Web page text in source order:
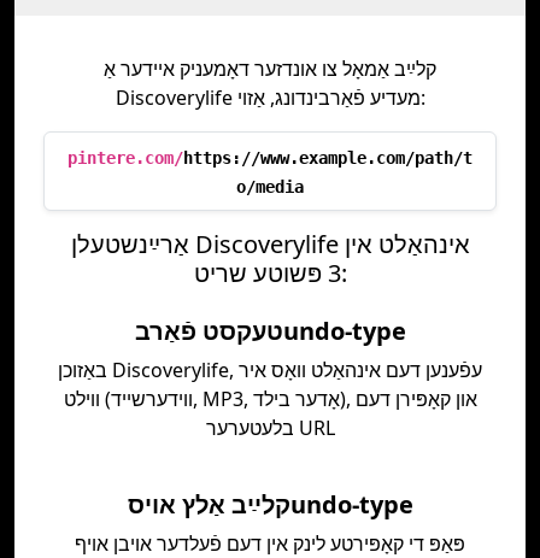
קלײַב אַמאָל צו אונדזער דאָמעניק איידער אַ
Discoverylife מעדיע פֿאַרבינדונג, אַזוי:
pintere.com/https://www.example.com/path/t
o/media
אַרײַנשטעלן Discoverylife אינהאַלט אין
3 פּשוטע שריט:
טעקסט פֿאַרבundo-type
באַזוכן Discoverylife, עפֿענען דעם אינהאַלט װאָס איר
װילט (װידערשײד, MP3, אָדער בילד), און קאָפּירן דעם
בלעטערער URL
קלײַב אַלץ אױסundo-type
פּאַפּ די קאָפּירטע לינק אין דעם פֿעלדער אויבן אויף